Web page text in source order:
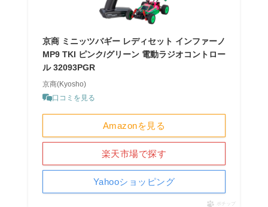
京商 ミニッツバギー レディセット インファーノ
MP9 TKI ピンク/グリーン 電動ラジオコントロー
ル 32093PGR
京商(Kyosho)
口コミを見る
Amazonを見る
楽天市場で探す
Yahooショッピング
ポチップ